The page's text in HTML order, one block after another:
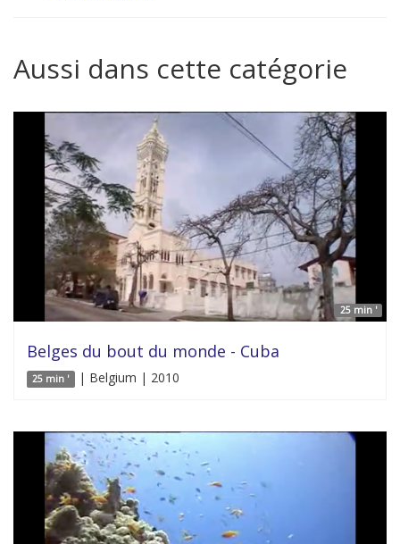
Aussi dans cette catégorie
25 min '
Belges du bout du monde - Cuba
25 min ' | Belgium | 2010